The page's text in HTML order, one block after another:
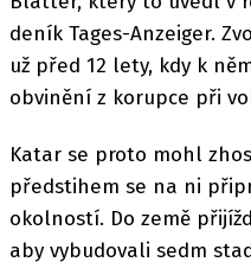
deník Tages-Anzeiger.
už před 12 lety, kdy k
obvinění z korupce při
Katar se proto mohl
předstihem se na ni
okolností. Do země
aby vybudovali sedm